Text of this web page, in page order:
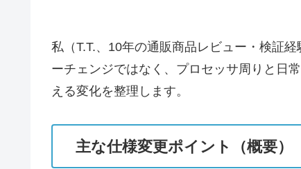
私（T.T.、10年の通販商品レビュー・検証
ーチェンジではなく、プロセッサ周りと日
える変化を整理します。
主な仕様変更ポイント（概要）